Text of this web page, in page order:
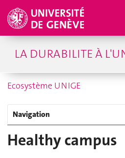
LA DURABILITE À
Ecosystème UNIGE
Navigation
Healthy campus